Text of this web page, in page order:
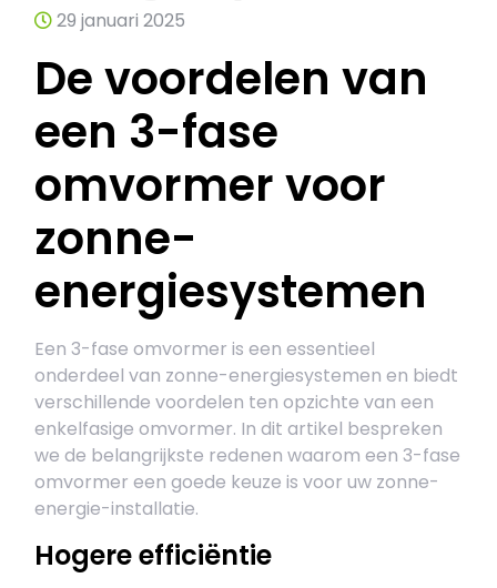
29 januari 2025
De voordelen van
een 3-fase
omvormer voor
zonne-
energiesystemen
Een 3-fase omvormer is een essentieel
onderdeel van zonne-energiesystemen en biedt
verschillende voordelen ten opzichte van een
enkelfasige omvormer. In dit artikel bespreken
we de belangrijkste redenen waarom een 3-fase
omvormer een goede keuze is voor uw zonne-
energie-installatie.
Hogere efficiëntie